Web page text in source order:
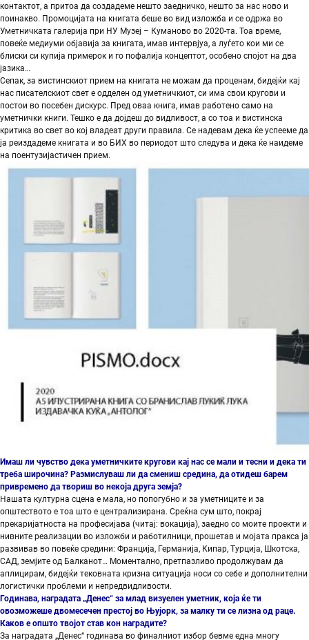
контактот, а притоа да создадеме нешто заедничко, нешто за нас ново и
поинакво. Промоцијата на книгата беше во вид изложба и се одржа во
Уметничката галерија при НУ Музеј – Куманово во 2020-та. Тоа време,
повеќе медиуми објавија за книгата, имав интервјуа, а луѓето кои ми се
блиски си купија примерок и го пофалија концептот, особено спојот на два
јазика…
Сепак, за вистинскиот прием на книгата не можам да проценам, бидејќи кај
нас писателскиот свет е одделен од уметничкиот, си има свои кругови и
постои во посебен дискурс. Пред оваа книга, имав работено само на
уметнички книги. Тешко е да дојдеш до видливост, а со тоа и вистинска
критика во свет во кој владеат други правила. Се надевам дека ќе успееме да
ја реиздадеме книгата и во БИХ во периодот што следува и дека ќе наидеме
на поентузијастичен прием.
Имаш ли чувство дека уметничките кругови кај нас се мали и тесни и дека ти
треба широчина? Размислуваш ли да смениш средина, да отидеш барем
привремено да твориш во некоја друга земја?
Нашата културна сцена е мала, но попогубно и за уметниците и за
општеството е тоа што е централизирана. Среќна сум што, покрај
прекаријатноста на професијава (читај: вокација), заедно со моите проекти и
нивните реализации во изложби и работилници, прошетав и мојата пракса ја
развивав во повеќе средини: Франција, Германија, Кипар, Турција, Шкотска,
САД, земјите од Балканот… Моментално, претпазливо продолжувам да
аплицирам, бидејќи тековната кризна ситуација носи со себе и дополнителни
логистички проблеми и непредвидливости.
Годинава, наградата „Денес“ за млад визуелен уметник, која ќе ти
овозможеше двомесечен престој во Њујорк, за малку ти се лизна од раце.
Каков е општо твојот став кон наградите?
За наградата „Денес“ годинава во финалниот избор бевме една многу